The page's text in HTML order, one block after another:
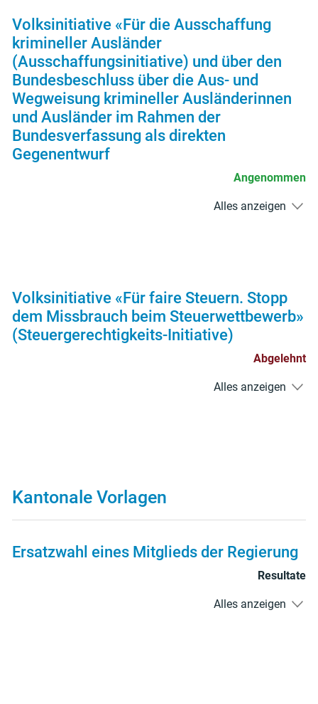
Volksinitiative «Für die Ausschaffung
krimineller Ausländer
(Ausschaffungsinitiative) und über den
Bundesbeschluss über die Aus- und
Wegweisung krimineller Ausländerinnen
und Ausländer im Rahmen der
Bundesverfassung als direkten
Gegenentwurf
Angenommen
Alles anzeigen
Volksinitiative «Für faire Steuern. Stopp
dem Missbrauch beim Steuerwettbewerb»
(Steuergerechtigkeits-Initiative)
Abgelehnt
Alles anzeigen
Kantonale Vorlagen
Ersatzwahl eines Mitglieds der Regierung
Resultate
Alles anzeigen